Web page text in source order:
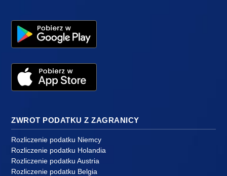
ZWROT PODATKU Z ZAGRANICY
Rozliczenie podatku Niemcy
Rozliczenie podatku Holandia
Rozliczenie podatku Austria
Rozliczenie podatku Belgia